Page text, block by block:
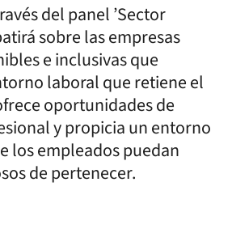
del panel ’Sector
sobre las empresas
e inclusivas que
laboral que retiene el
oportunidades de
y propicia un entorno
los empleados puedan
de pertenecer.